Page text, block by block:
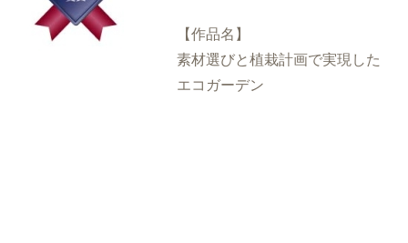
【作品名】
素材選びと植栽計画で実現した
エコガーデン